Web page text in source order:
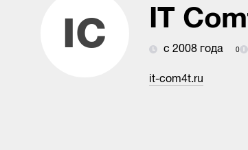
РЕКЛАМА НА ИНТЕРНЕТ-ПЛОЩАДКАХ РАБОТА
IC IT
с 2008 года 0
it-com4t.ru